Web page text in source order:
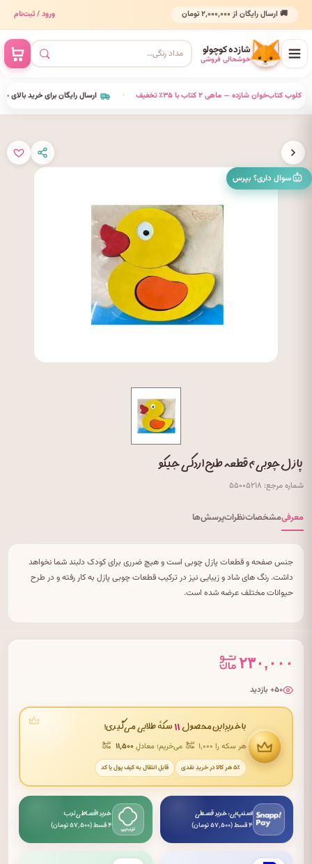
🚚 ارسال رایگان از ۲٬۰۰۰٬۰۰۰ تومان ورود / ثبت‌نام
شازده کوچولو
خوشحالی فروشی
ارسال رایگان برای خرید بالای • کلوب کتاب‌خوان شازده — ماهی ۲ کتاب با ۳۵٪ تخفیف
سوال داری؟ بپرس
پازل چوبی ۴ قطعه طرح اردکی جیکو
شماره مرجع: ۵۵۰۰۵۲۱۸
معرفیمشخصاتنظراتپرسش‌ها
جنس صفحه و قطعات پازل چوبی است و هیچ ضرری برای کودک دلبند شما نخواهد
داشت. رنگ های شاد و زیبایی نیز در ترکیب قطعات چوبی پازل به کار رفته و در طرح
حیوانات مختلف عرضه شده است.
۲۳۰,۰۰۰
۵۰+ بازدید
با خریدِ این محصول ۱۱ سکهٔ طلایی می‌گیری!
هر سکه را ۱٬۰۰۰ می‌خریم؛ معادلِ۱۱٬۵۰۰
۵٪ هر کالا در خریدِ نقدی قابلِ انتقال به کیف پول یا کد
اسنپ‌پی: خرید قسطی
۴ قسط (۵۷٬۵۰۰ تومان)
خرید اقساطی ترب
۴ قسط (۵۷٬۵۰۰ تومان)